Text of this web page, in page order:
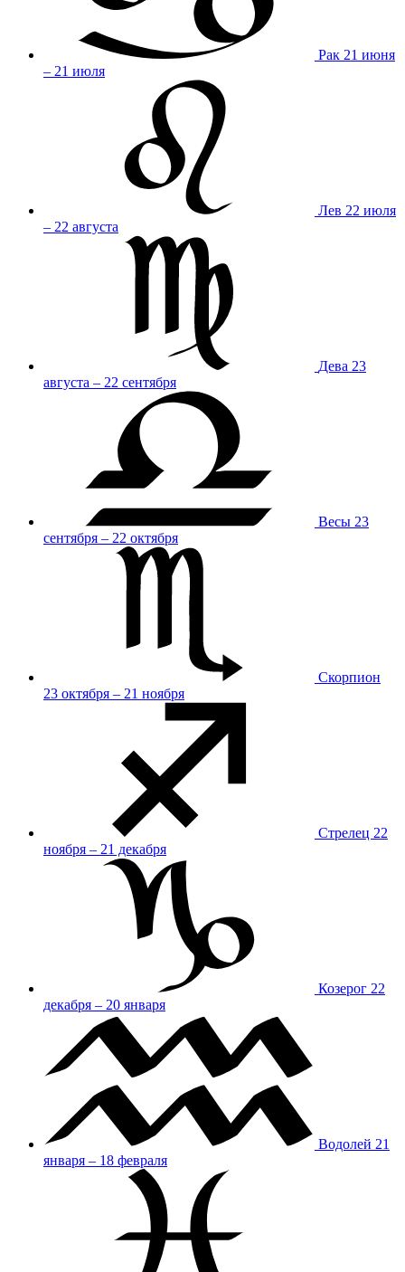
Рак 21 июня
– 21 июля
Лев 22 июля
– 22 августа
Дева 23
августа – 22 сентября
Весы 23
сентября – 22 октября
Скорпион
23 октября – 21 ноября
Стрелец 22
ноября – 21 декабря
Козерог 22
декабря – 20 января
Водолей 21
января – 18 февраля